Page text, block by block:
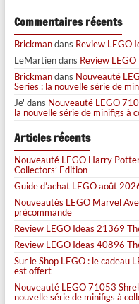
Commentaires récents
Brickmandans Review LEGO
LeMartiendans Review
Brickmandans Nouveauté
Series : la nouvelle série de
Je' dans Nouveauté LEGO
la nouvelle série de minifigs à
Articles récents
Nouveauté LEGO Harry
Collectors’ Edition
Guide d’achat LEGO août
Nouveautés LEGO Marvel
précommande
Review LEGO Ideas 21369
Review LEGO Ideas 40896
Sur le Shop LEGO : le cadeau
est offert
Nouveauté LEGO 71053
nouvelle série de minifigs à